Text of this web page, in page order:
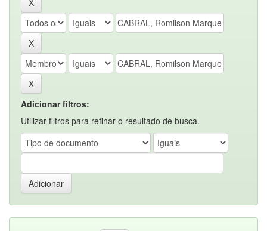
Adicionar filtros:
Utilizar filtros para refinar o resultado de busca.